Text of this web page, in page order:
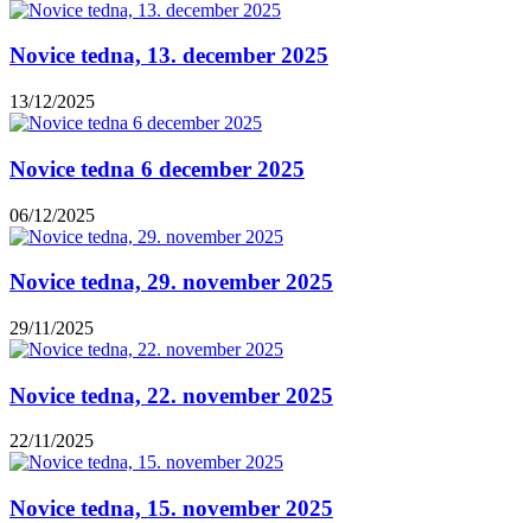
Novice tedna, 13. december 2025
13/12/2025
Novice tedna 6 december 2025
06/12/2025
Novice tedna, 29. november 2025
29/11/2025
Novice tedna, 22. november 2025
22/11/2025
Novice tedna, 15. november 2025